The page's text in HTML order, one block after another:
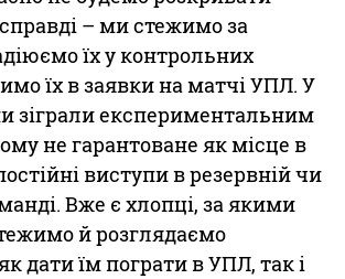
– ми стежимо за
їх у контрольних
їх в заявки на матчі УПЛ. У
зіграли експериментальним
не гарантоване як місце в
виступи в резервній чи
Вже є хлопці, за якими
й розглядаємо
дати їм пограти в УПЛ, так і